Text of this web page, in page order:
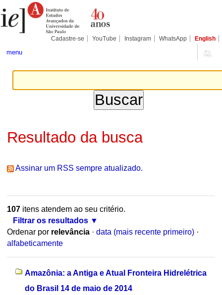
para
conteúdo.
Pessoais
Cadastre-se YouTube Instagram WhatsApp English
menu
Resultado da busca
Assinar um RSS sempre atualizado.
107itens atendem ao seu critério.
Filtrar os resultados
Ordenar por relevância · data (mais recente primeiro) ·
alfabeticamente
Amazônia: a Antiga e Atual Fronteira Hidrelétrica
do Brasil 14 de maio de 2014